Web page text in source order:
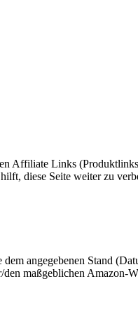
Affiliate Links
diese Seite weiter zu
angegebenen Stand
maßgeblichen Amazon-